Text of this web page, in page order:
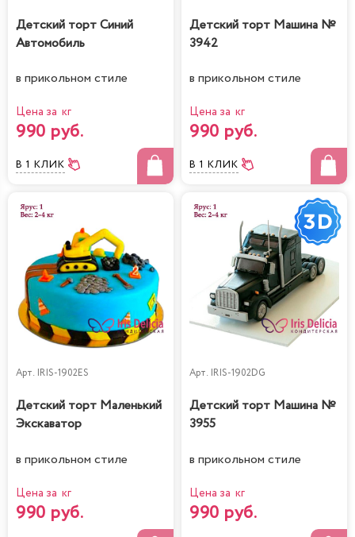
Детский торт Синий
Автомобиль
в прикольном стиле
Цена за кг
990 руб.
В 1 КЛИК
Детский торт Машина №
3942
в прикольном стиле
Цена за кг
990 руб.
В 1 КЛИК
Арт. IRIS-1902ES
Детский торт Маленький
Экскаватор
в прикольном стиле
Цена за кг
990 руб.
Арт. IRIS-1902DG
Детский торт Машина №
3955
в прикольном стиле
Цена за кг
990 руб.